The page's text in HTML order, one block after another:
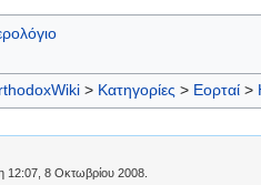
> Κατηγορίες > Εορταί >
12:07, 8 Οκτωβρίου 2008.